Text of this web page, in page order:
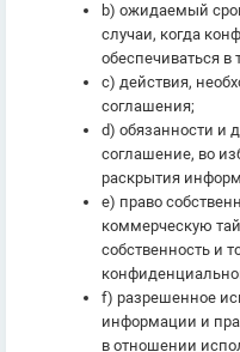
b) ожидаемый
случаи, когда
обеспечиваться в
c) действия,
соглашения;
d) обязанности и
соглашение, во
раскрытия
e) право
коммерческую
собственность и
f) разрешенное
информации и
в отношении